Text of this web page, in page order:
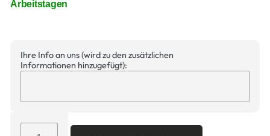
Arbeitstagen
Ihre Info an uns (wird zu den zusätzlichen
Informationen hinzugefügt):